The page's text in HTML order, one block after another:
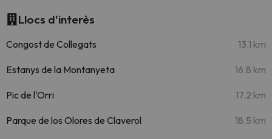
Llocs d'interès
Congost de Collegats 13.1 km
Estanys de la Montanyeta 16.8 km
Pic de l'Orri 17.2 km
Parque de los Olores de Claverol 18.5 km